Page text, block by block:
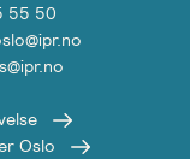
55 50
Oslo